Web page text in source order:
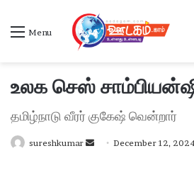
Menu
உலக செஸ்
தமிழ்நாடு வீரர் குகேஷ் வென்றார்
sureshkumar December 12,